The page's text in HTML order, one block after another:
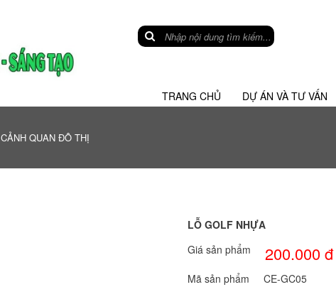
TRANG CHỦ DỰ ÁN VÀ TƯ VẤN
CẢNH QUAN ĐÔ THỊ
LỖ GOLF NHỰA
Giá sản phẩm
200.000 đ
Mã sản phẩm
CE-GC05